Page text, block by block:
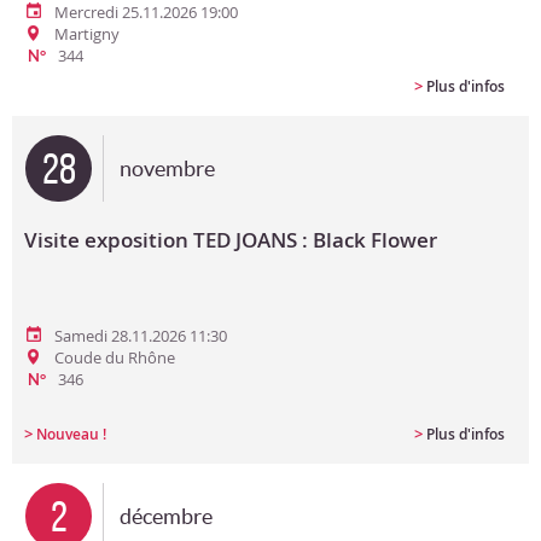
Mercredi 25.11.2026 19:00
Martigny
N°
344
> Plus d'infos
28 novembre
Visite exposition TED JOANS : Black Flower
Samedi 28.11.2026 11:30
Coude du Rhône
N° 346
> Nouveau ! > Plus d'infos
2 décembre